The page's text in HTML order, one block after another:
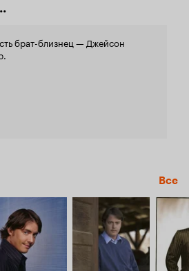
брат-близнец — Джейсон
Все